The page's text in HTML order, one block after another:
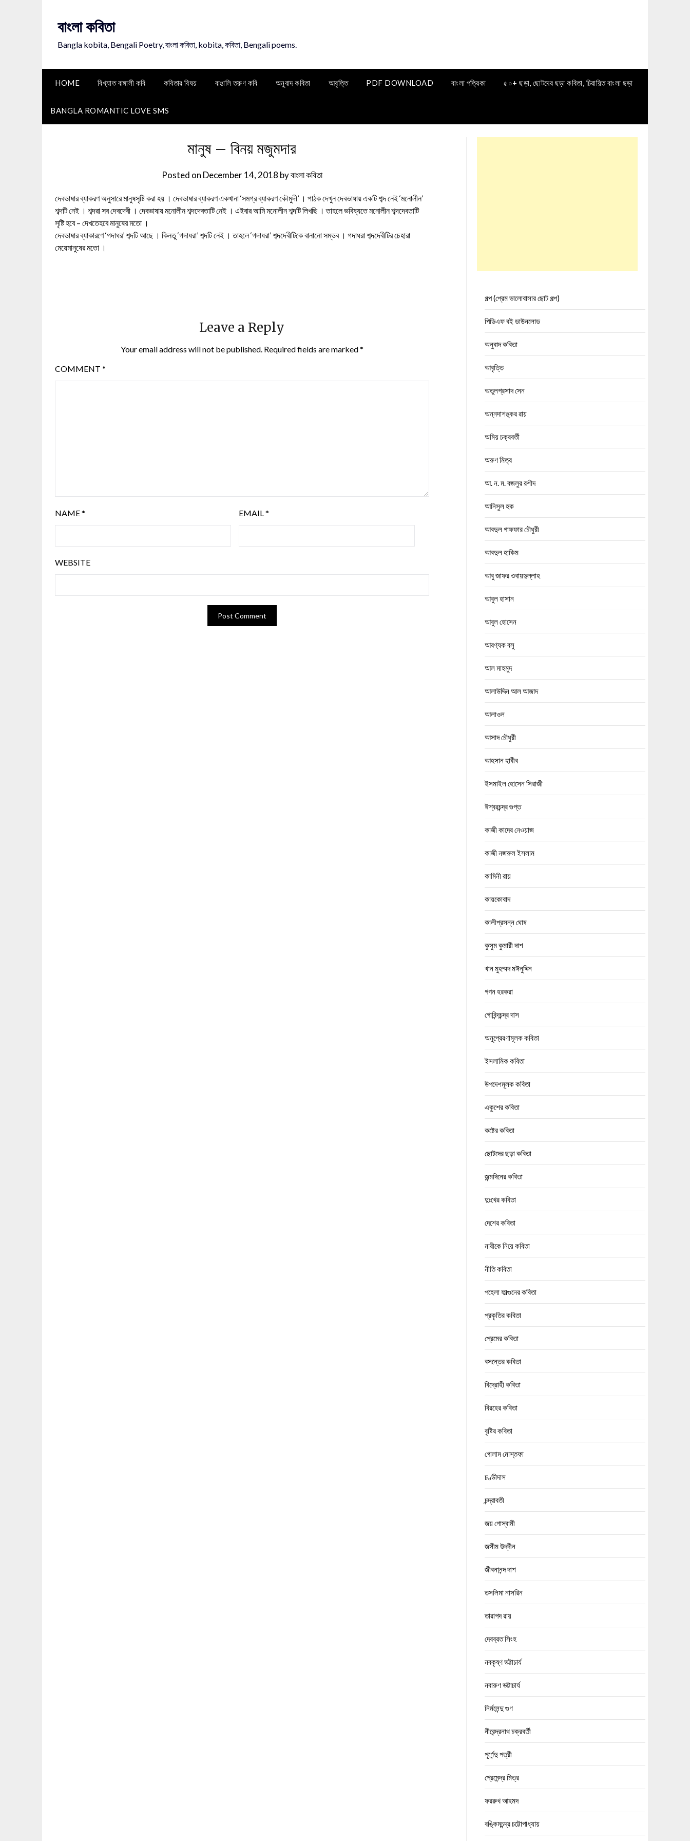
বাংলা কবিতা
Bangla kobita, Bengali Poetry, বাংলা কবিতা, kobita, কবিতা, Bengali poems.
HOME বিখ্যাত বাঙ্গালী কবি কবিতার বিষয় বাঙালি তরুণ কবি অনুবাদ কবিতা আবৃত্তি PDF DOWNLOAD বাংলা পত্রিকা ৫০+ ছড়া, ছোটদের ছড়া কবিতা, চিরায়িত বাংলা ছড়া
BANGLA ROMANTIC LOVE SMS
মানুষ – বিনয় মজুমদার
Posted on December 14, 2018 byবাংলা কবিতা
দেবভাষার ব্যাকরণ অনুসারে মানুষসৃষ্টি করা হয় । দেবভাষার ব্যাকরণ একখানা ‘সমগ্র ব্যাকরণ কৌমুদী’ । পাঠক দেখুন দেবভাষায় একটি শব্দ নেই ‘মনোলীন’
শব্দটি নেই । শব্দরা সব দেবদেবী । দেবভাষায় মনোলীন শব্দদেবতাটি নেই । এইবার আমি মনোলীন শব্দটি লিখছি । তাহলে ভবিষ্যতে মনোলীন শব্দদেবতাটি
সৃষ্টি হবে – দেখতেহবে মানুষের মতো ।
দেবভাষার ব্যাকারণে ‘গদাধর’ শব্দটি আছে । কিনতু ‘গদাধরা’ শব্দটি নেই । তাহলে ‘গদাধরা’ শব্দদেবীটিকে বানানো সম্ভব । গদাধরা শব্দদেবীটির চেহারা
মেয়েমানুষের মতো ।
Leave a Reply
Your email address will not be published. Required fields are marked*
COMMENT *
NAME* EMAIL*
WEBSITE
গল্প (প্রেম ভালোবাসার ছোট গল্প)
পিডিএফ বই ডাউনলোড
অনুবাদ কবিতা
আবৃত্তি
অতুলপ্রসাদ সেন
অন্নদাশঙ্কর রায়
অমিয় চক্রবর্তী
অরুণ মিত্র
আ. ন. ম. বজলুর রশীদ
আনিসুল হক
আবদুল গাফফার চৌধুরী
আবদুল হাকিম
আবু জাফর ওবায়দুল্লাহ
আবুল হাসান
আবুল হোসেন
আরণ্যক বসু
আল মাহমুদ
আলাউদ্দিন আল আজাদ
আলাওল
আসাদ চৌধুরী
আহসান হাবীব
ইসমাইল হোসেন সিরাজী
ঈশ্বরচন্দ্র গুপ্ত
কাজী কাদের নেওয়াজ
কাজী নজরুল ইসলাম
কামিনী রায়
কায়কোবাদ
কালীপ্রসন্ন ঘোষ
কুসুম কুমারী দাশ
খান মুহম্মদ মঈনুদ্দিন
গগন হরকরা
গোবিন্দচন্দ্র দাস
অনুপ্রেরণামূলক কবিতা
ইসলামিক কবিতা
উপদেশমূলক কবিতা
একুশের কবিতা
কষ্টের কবিতা
ছোটদের ছড়া কবিতা
জন্মদিনের কবিতা
দুঃখের কবিতা
দেশের কবিতা
নারীকে নিয়ে কবিতা
নীতি কবিতা
পহেলা ফাল্গুনের কবিতা
প্রকৃতির কবিতা
প্রেমের কবিতা
বসন্তের কবিতা
বিদ্রোহী কবিতা
বিরহের কবিতা
বৃষ্টির কবিতা
গোলাম মোস্তফা
চণ্ডীদাস
চন্দ্রাবতী
জয় গোস্বামী
জসীম উদ্‌দীন
জীবনানন্দ দাশ
তসলিমা নাসরিন
তারাপদ রায়
দেবব্রত সিংহ
নবকৃষ্ণ ভট্টাচার্য
নবারুণ ভট্টাচার্য
নির্মলেন্দু গুণ
নীরেন্দ্রনাথ চক্রবর্তী
পূর্ণেন্দু পত্রী
প্রেমেন্দ্র মিত্র
ফররুখ আহমদ
বঙ্কিমচন্দ্র চট্টোপাধ্যায়